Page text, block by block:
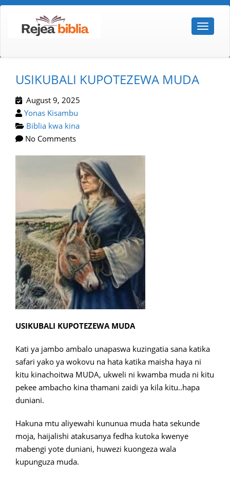
USIKUBALI KUPOTEZEWA MUDA
August 9, 2025
Yonas Kisambu
Biblia kwa kina
No Comments
USIKUBALI KUPOTEZEWA MUDA
Kati ya jambo ambalo unapaswa kuzingatia sana katika
safari yako ya wokovu na hata katika maisha haya ni
kitu kinachoitwa MUDA, ukweli ni kwamba muda ni kitu
pekee ambacho kina thamani zaidi ya kila kitu..hapa
duniani.
Hakuna mtu aliyewahi kununua muda hata sekunde
moja, haijalishi atakusanya fedha kutoka kwenye
mabengi yote duniani, huwezi kuongeza wala
kupunguza muda.